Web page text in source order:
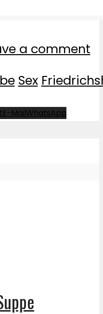
a comment
Sex
E-MailWhatsApp